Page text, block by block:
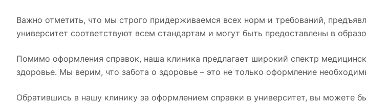
Важно отметить, что мы строго придерживаемся всех норм и требований,
университет соответствуют всем стандартам и могут быть предоставлены в
Помимо оформления справок, наша клиника предлагает широкий спектр
здоровье. Мы верим, что забота о здоровье – это не только оформление
Обратившись в нашу клинику за оформлением справки в университет, вы можете